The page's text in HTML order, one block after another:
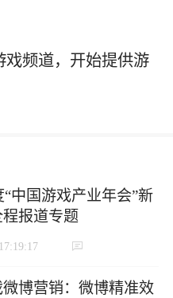
频道，开始提供游
“中国游戏产业年会”新
报道专题
博营销：微博精准效